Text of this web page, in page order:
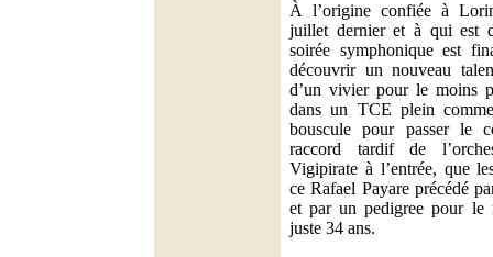
À l’origine confiée à
juillet dernier et à qui est
soirée symphonique est
découvrir un nouveau
d’un vivier pour le moins
dans un TCE plein
bouscule pour passer le
raccord tardif de
Vigipirate à l’entrée, que
ce Rafael Payare précédé
et par un pedigree pour le
juste 34 ans.